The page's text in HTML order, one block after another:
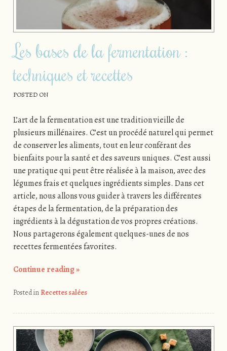
Les bases de la fermentation :
techniques et recettes
POSTED ON
L’art de la fermentation est une tradition vieille de
plusieurs millénaires. C’est un procédé naturel qui permet
de conserver les aliments, tout en leur conférant des
bienfaits pour la santé et des saveurs uniques. C’est aussi
une pratique qui peut être réalisée à la maison, avec des
légumes frais et quelques ingrédients simples. Dans cet
article, nous allons vous guider à travers les différentes
étapes de la fermentation, de la préparation des
ingrédients à la dégustation de vos propres créations.
Nous partagerons également quelques-unes de nos
recettes fermentées favorites.
Continue reading»
Posted in Recettes salées